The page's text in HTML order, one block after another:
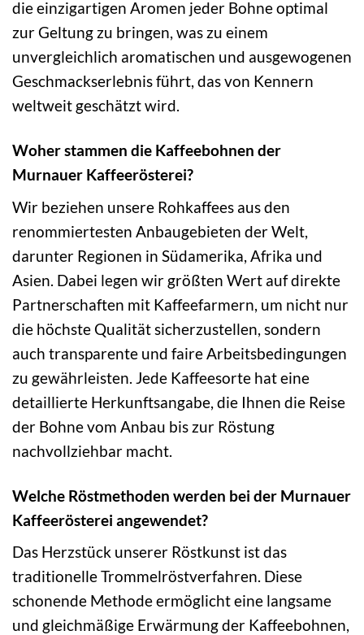
die einzigartigen Aromen jeder Bohne optimal
zur Geltung zu bringen, was zu einem
unvergleichlich aromatischen und ausgewogenen
Geschmackserlebnis führt, das von Kennern
weltweit geschätzt wird.
Woher stammen die Kaffeebohnen der
Murnauer Kaffeerösterei?
Wir beziehen unsere Rohkaffees aus den
renommiertesten Anbaugebieten der Welt,
darunter Regionen in Südamerika, Afrika und
Asien. Dabei legen wir größten Wert auf direkte
Partnerschaften mit Kaffeefarmern, um nicht nur
die höchste Qualität sicherzustellen, sondern
auch transparente und faire Arbeitsbedingungen
zu gewährleisten. Jede Kaffeesorte hat eine
detaillierte Herkunftsangabe, die Ihnen die Reise
der Bohne vom Anbau bis zur Röstung
nachvollziehbar macht.
Welche Röstmethoden werden bei der Murnauer
Kaffeerösterei angewendet?
Das Herzstück unserer Röstkunst ist das
traditionelle Trommelröstverfahren. Diese
schonende Methode ermöglicht eine langsame
und gleichmäßige Erwärmung der Kaffeebohnen,